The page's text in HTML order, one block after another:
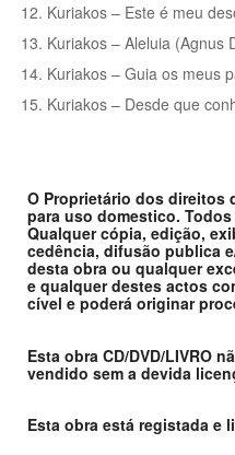
Kuriakos – Este é meu
Kuriakos – Aleluia (Agnus
Kuriakos – Guia os meus
Kuriakos – Desde que
O Proprietário dos direitos
para uso domestico.
Qualquer cópia, edição,
cedência, difusão publica
desta obra ou qualquer
e qualquer destes actos
cível e poderá originar
Esta obra CD/DVD/LIVRO
vendido sem a devida
Esta obra está registada e